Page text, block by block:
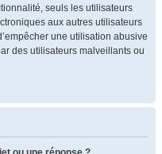
seuls les utilisateurs
aux autres utilisateurs
une utilisation abusive
des utilisateurs malveillants ou